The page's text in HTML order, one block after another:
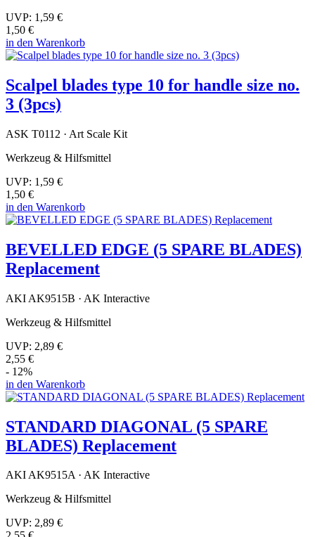
UVP: 1,59 €
1,50 €
in den Warenkorb
Scalpel blades type 10 for handle size no.
3 (3pcs)
ASK T0112 · Art Scale Kit
Werkzeug & Hilfsmittel
UVP: 1,59 €
1,50 €
in den Warenkorb
BEVELLED EDGE (5 SPARE BLADES)
Replacement
AKI AK9515B · AK Interactive
Werkzeug & Hilfsmittel
UVP: 2,89 €
2,55 €
- 12%
in den Warenkorb
STANDARD DIAGONAL (5 SPARE
BLADES) Replacement
AKI AK9515A · AK Interactive
Werkzeug & Hilfsmittel
UVP: 2,89 €